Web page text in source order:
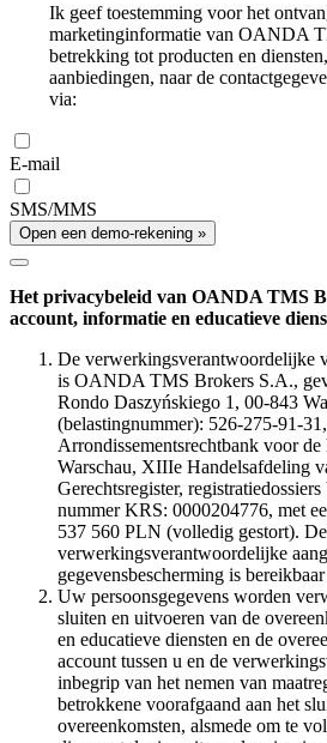
Ik geef toestemming voor het
marketinginformatie van OANDA
betrekking tot producten en
aanbiedingen, naar de
via:
E-mail
SMS/MMS
Open een demo-rekening »
Het privacybeleid van OANDA TMS
account, informatie en educatieve
De verwerkingsverantwoordelijke
is OANDA TMS Brokers S.A.,
Rondo Daszyńskiego 1, 00-843
(belastingnummer): 526-275-91-
Arrondissementsrechtbank voor
Warschau, XIIIe Handelsafdeling
Gerechtsregister,
nummer KRS: 0000204776, met
537 560 PLN (volledig gestort).
verwerkingsverantwoordelijke
gegevensbescherming is
Uw persoonsgegevens worden
sluiten en uitvoeren van de
en educatieve diensten en de
account tussen u en de
inbegrip van het nemen van
betrokkene voorafgaand aan het
overeenkomsten, alsmede om te